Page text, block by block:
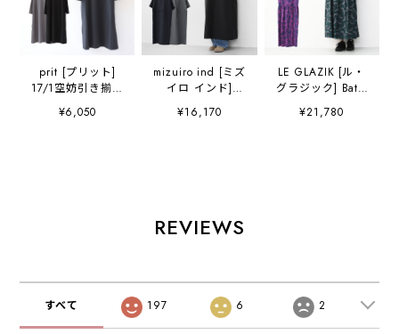
prit [プリット]
17/1空妨引き揃え
天竺ボートネック
マキシワンピース
¥6,050
mizuiro ind [ミズ
イロ インド]
painter like OP
[1-250073] ペイン
LADY'S [2025AW]
¥16,170
LE GLAZIK [ル・
グラジック] Batik
sleeveless
dress[LG-
¥21,780
REVIEWS
すべて 197 6 2